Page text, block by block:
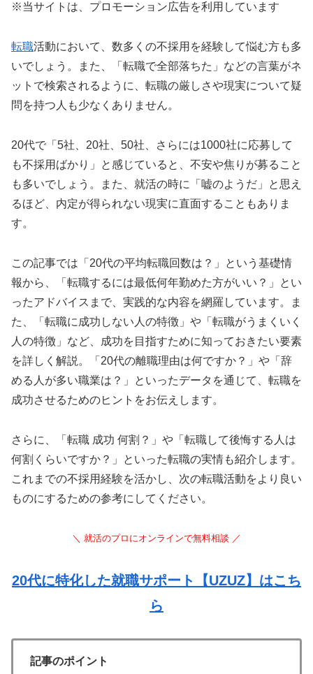
※当サイトは、プロモーション広告を利用しています
転職活動において、数多くの不採用を経験して悩む方も多
いでしょう。また、「転職で全部落ちた」などの言葉がネ
ットで検索されるように、転職の厳しさや現実について疑
問を持つ人も少なくありません。
20代で「5社、20社、50社、さらには1000社に応募して
も不採用ばかり」と感じていると、不安や焦りが募ること
も多いでしょう。また、就活の時に「嘘のようだ」と思え
るほど、内定が得られない現実に直面することもありま
す。
この記事では「20代の平均転職回数は？」という基礎情
報から、「転職するには最低何年勤めた方がいい？」とい
ったアドバイスまで、実践的な内容を網羅しています。ま
た、「転職に成功しない人の特徴」や「転職がうまくいく
人の特徴」など、成功を目指すために知っておきたい要素
を詳しく解説。「20代の離職理由は何ですか？」や「辞
める人が多い職業は？」といったデータを通じて、転職を
成功させるためのヒントをお伝えします。
さらに、「転職 成功 何割？」や「転職して後悔する人は
何割くらいですか？」といった転職の実情も紹介します。
これまでの不採用経験を活かし、次の転職活動をより良い
ものにするための参考にしてください。
＼ 就活のプロにオンラインで無料相談 ／
20代に特化した就職サポート【UZUZ】はこち
ら
記事のポイント